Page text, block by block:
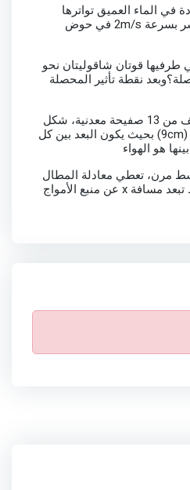
في الماء العميق تواترها
10Hz طول الموجة λ1 تنتشر بسرعة 2m/s في حوض
قوتان شاقوليتان نحو
نقطة تأثير المحصلة
مكثفة متغيرة السعة تتألف من 13 صفيحة معدنية، شكل
كل منها نصف دائرة قطرها (9cm) بحيث يكون البعد بين كل
مرن، تعطي معادلة المطال
yn لنقطة N من هذا الوسط تبعد مسافة x عن منبع الأمواج